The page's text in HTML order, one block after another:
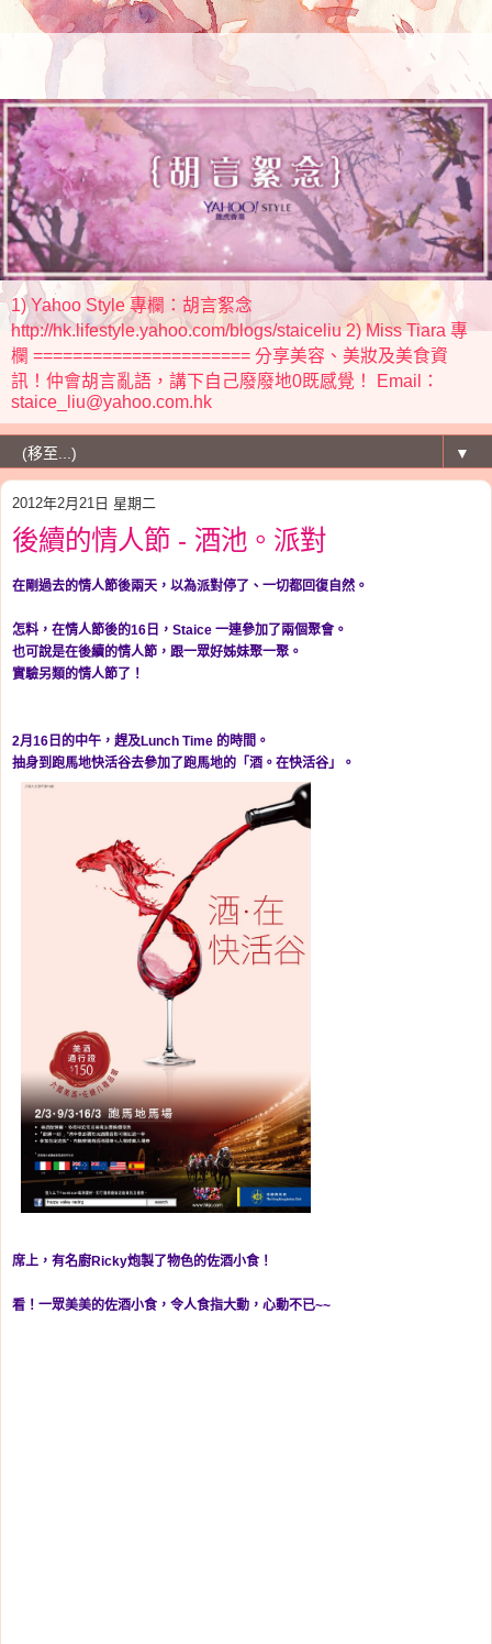
1) Yahoo Style 專欄：胡言絮念
http://hk.lifestyle.yahoo.com/blogs/staiceliu 2) Miss Tiara 專
欄 ====================== 分享美容、美妝及美食資
訊！仲會胡言亂語，講下自己廢廢地0既感覺！ Email：
staice_liu@yahoo.com.hk
▼
2012年2月21日 星期二
後續的情人節 - 酒池。派對
在剛過去的情人節後兩天，以為派對停了、一切都回復自然。
怎料，在情人節後的16日，Staice 一連參加了兩個聚會。
也可說是在後續的情人節，跟一眾好姊妹聚一聚。
實驗另類的情人節了！
2月16日的中午，趕及Lunch Time 的時間。
抽身到跑馬地快活谷去參加了跑馬地的「酒。在快活谷」。
席上，有名廚Ricky炮製了物色的佐酒小食！
看！一眾美美的佐酒小食，令人食指大動，心動不已~~